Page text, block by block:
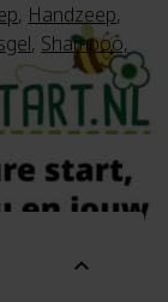
, Handzeep,
, Shampoo,
expand_more